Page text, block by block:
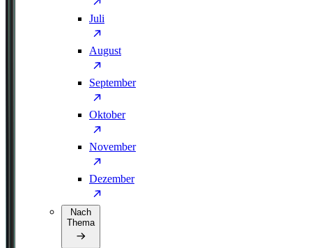
Juli
August
September
Oktober
November
Dezember
Nach
Thema